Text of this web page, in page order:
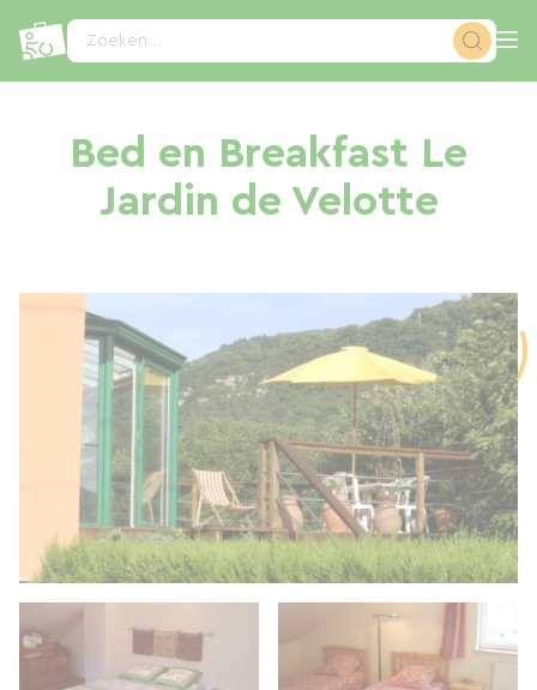
Zoeken...
Bed en Breakfast Le
Jardin de Velotte
Cookies beheer paneel